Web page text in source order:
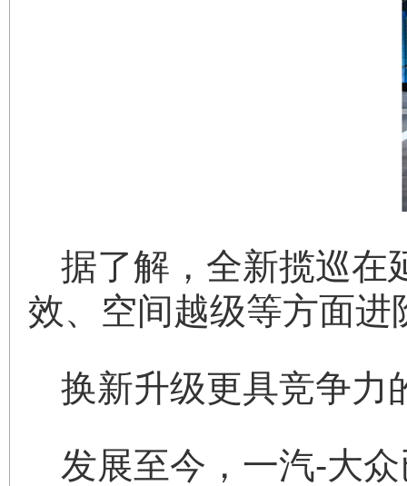
据了解，全新揽巡在
效、空间越级等方面
换新升级更具竞争力
发展至今，一汽-大